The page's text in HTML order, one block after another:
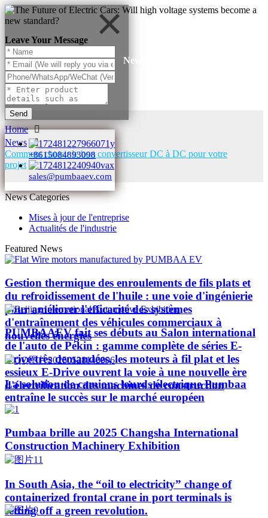
Leave Your Message
Send
+8615084893098
sales@pumbaaev.com
News
Home
News
Comment choisir le bon convertisseur DC à DC pour votre
projet
News Categories
Mises à jour de l'entreprise
Actualités de l'industrie
Featured News
Gestion thermique des enroulements de fils plats et
du refroidissement de l'huile : une voie d'ingénierie
pour améliorer l'efficacité des systèmes
d'entraînement des véhicules commerciaux à
nouvelles énergies
PUMBAAEV fait ses débuts au Salon international
de l'auto de Pékin : gamme complète de séries E-
Drive très demandées, les moteurs à fil plat et les
essieux E-Drive ouvrent la voie à une nouvelle ère
d'électrification des machines de construction
La solution de camions lourds électrique Pumbaa
entraîne le succès sur le marché européen
Pumbaa brille au 2025 Changsha International
Construction Machinery Exhibition
In South Asia, the “oil to electricity” change of
containerized frontal crane in port terminals is
setting off a green revolution.